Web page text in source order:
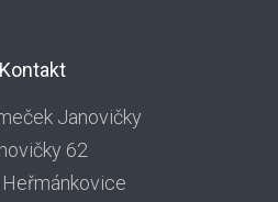
Kontakt
Janovičky
62